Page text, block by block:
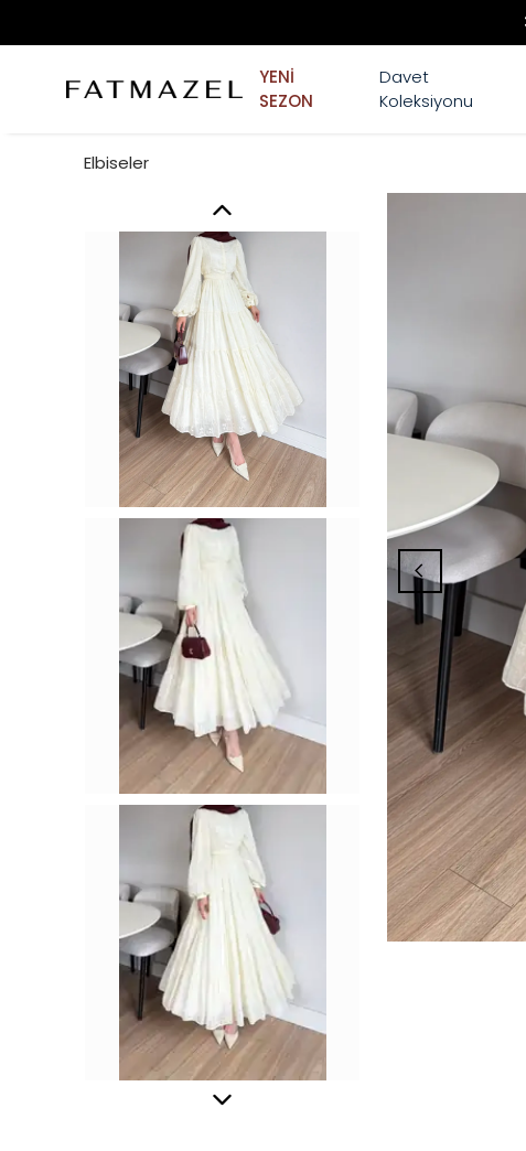
YENİ
SEZON
Davet
Koleksiyonu
Elbiseler